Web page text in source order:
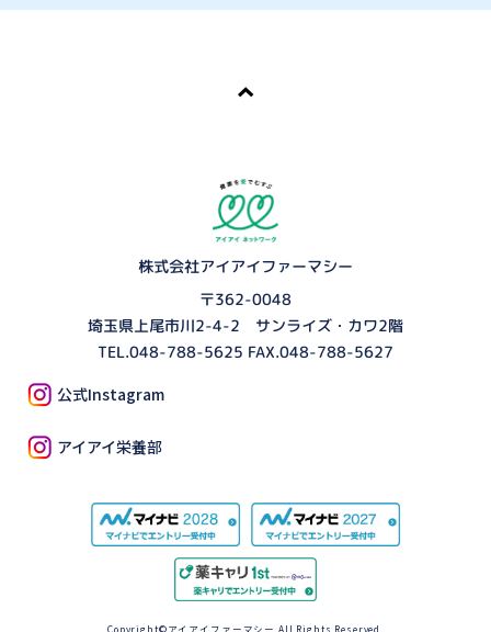
株式会社アイアイファーマシー
〒362-0048
埼玉県上尾市川2-4-2 サンライズ・カワ2階
TEL.048-788-5625 FAX.048-788-5627
公式Instagram
アイアイ栄養部
Copyright©アイアイファーマシー All Rights Reserved.